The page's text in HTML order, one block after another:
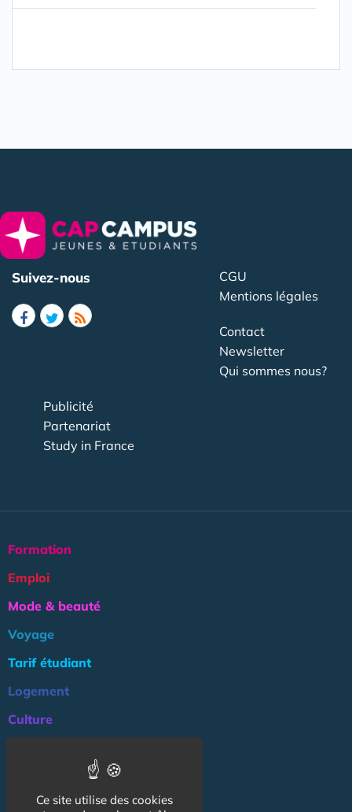
Suivez-nous
CGU
Mentions légales
Contact
Newsletter
Qui sommes nous?
Publicité
Partenariat
Study in France
Formation
Emploi
Mode & beauté
Voyage
Tarif étudiant
Logement
Culture
NOS AUTRES SITES :
Ce site utilise des cookies